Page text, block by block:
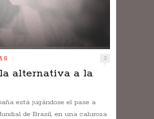
3
alternativa a la
está jugándose el pase a
de Brasil, en una calurosa